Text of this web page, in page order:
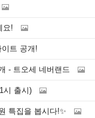
요!
트 공개!
- 트오세 네버랜드
시 출시)
특집을 봅시다!✨